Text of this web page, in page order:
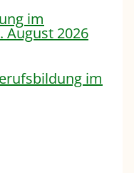
im
August 2026
im